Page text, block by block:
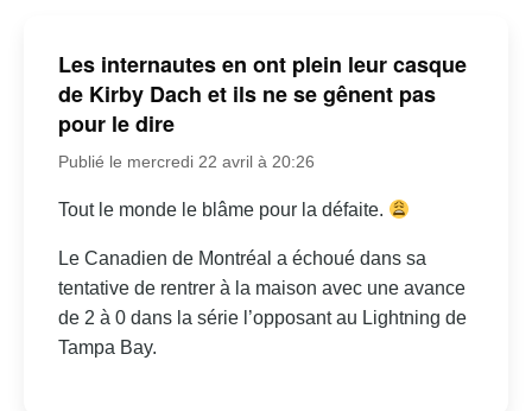
Les internautes en ont plein leur casque
de Kirby Dach et ils ne se gênent pas
pour le dire
Publié le mercredi 22 avril à 20:26
Tout le monde le blâme pour la défaite.
Le Canadien de Montréal a échoué dans sa
tentative de rentrer à la maison avec une avance
de 2 à 0 dans la série l’opposant au Lightning de
Tampa Bay.